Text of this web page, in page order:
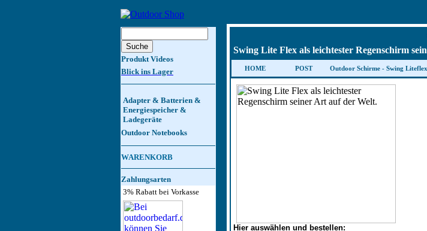
Produkt Videos
Blick ins Lager
Adapter & Batterien &
Energiespeicher &
Ladegeräte
Outdoor Notebooks
WARENKORB
Zahlungsarten
3% Rabatt bei Vorkasse
Swing Lite Flex als leichtester Regenschirm
HOME POST Outdoor Schirme - Swing Liteflex
Hier auswählen und bestellen: